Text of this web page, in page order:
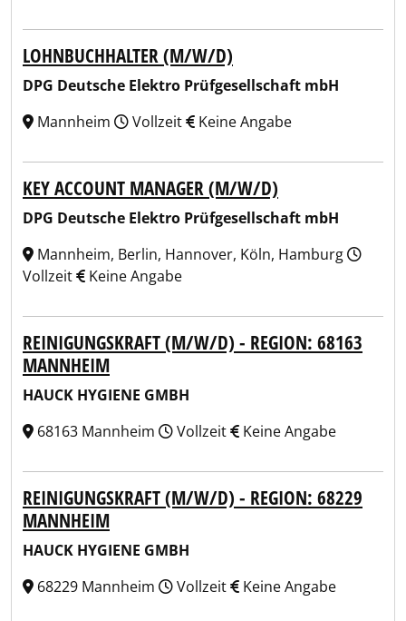
LOHNBUCHHALTER (M/W/D)
DPG Deutsche Elektro Prüfgesellschaft mbH
Mannheim
Vollzeit Keine Angabe
KEY ACCOUNT MANAGER (M/W/D)
DPG Deutsche Elektro Prüfgesellschaft mbH
Mannheim, Berlin, Hannover, Köln, Hamburg
Vollzeit
Keine Angabe
REINIGUNGSKRAFT (M/W/D) - REGION: 68163
MANNHEIM
HAUCK HYGIENE GMBH
68163 Mannheim
Vollzeit Keine Angabe
REINIGUNGSKRAFT (M/W/D) - REGION: 68229
MANNHEIM
HAUCK HYGIENE GMBH
68229 Mannheim
Vollzeit Keine Angabe